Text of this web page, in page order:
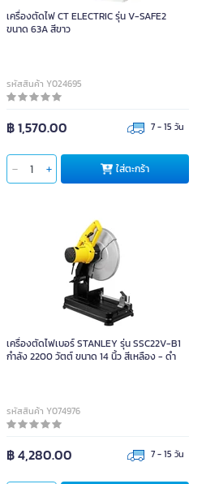
เครื่องตัดไฟ CT ELECTRIC รุ่น V-SAFE2
ขนาด 63A สีขาว
รหัสสินค้า Y024695
฿ 1,570.00 7 - 15 วัน
ใส่ตะกร้า
เครื่องตัดไฟเบอร์ STANLEY รุ่น SSC22V-B1
กำลัง 2200 วัตต์ ขนาด 14 นิ้ว สีเหลือง - ดำ
รหัสสินค้า Y074976
฿ 4,280.00 7 - 15 วัน